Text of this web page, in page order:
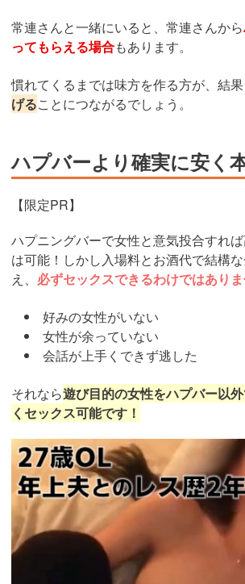
常連さんと一緒にいると、常連さんから
ってもらえる場合もあります。
慣れてくるまでは味方を作る方が、結
げることにつながるでしょう。
ハプバーより確実に安く
【限定PR】
ハプニングバーで女性と意気投合すれ
は可能！しかし入場料とお酒代で結構
え、 必ずセックスできるわけではありま
好みの女性がいない
女性が余っていない
会話が上手くできず逃した
それなら遊び目的の女性をハプバー以
くセックス可能です！
https://pcmax.jp/lp/?
ad_id=rm327007